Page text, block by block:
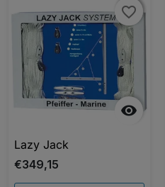

favorite_border
favorite_border
Lazy Jack
€349,15